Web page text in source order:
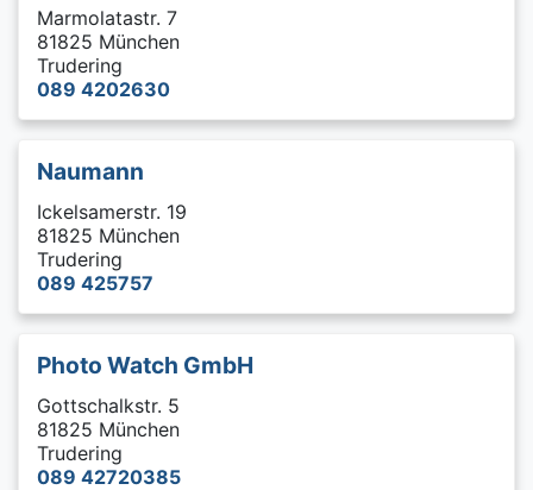
Marmolatastr. 7
81825 München
Trudering
089 4202630
Naumann
Ickelsamerstr. 19
81825 München
Trudering
089 425757
Photo Watch GmbH
Gottschalkstr. 5
81825 München
Trudering
089 42720385